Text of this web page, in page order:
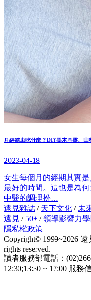
月經結束吃什麼？DIY黑木耳露、
2023-04-18
女生每個月的經期其實
最好的時間。這也是為
中醫的調理扮…
遠見雜誌 / 天下文化 / 未
遠見 / 50+ /領導影響力學
隱私權政策
Copyright© 1999~2026
rights reserved.
讀者服務部電話：
12:30;13:30 ~ 17:00 服務